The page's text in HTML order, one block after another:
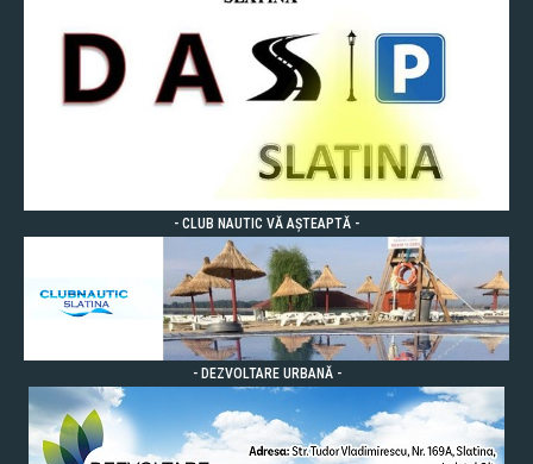
- CLUB NAUTIC VĂ AȘTEAPTĂ -
- DEZVOLTARE URBANĂ -